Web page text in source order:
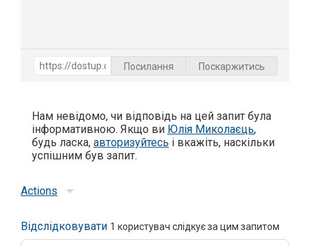
Посилання Поскаржитись
Нам невідомо, чи відповідь на цей запит була
інформативною. Якщо ви Юлія Миколаєць,
будь ласка, авторизуйтесь і вкажіть, наскільки
успішним був запит.
Actions
Відслідковувати 1 користувач слідкує за цим запитом